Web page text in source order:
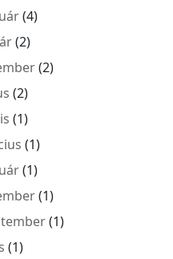
(4)
(2)
(2)
(2)
(1)
(1)
(1)
(1)
(1)
(1)